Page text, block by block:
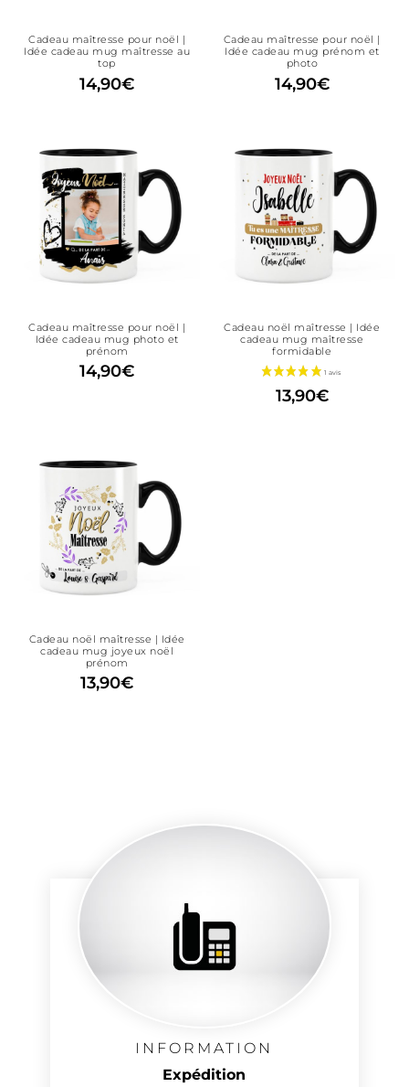
Cadeau maîtresse pour noël |
Idée cadeau mug maîtresse au
top
14,90€
Cadeau maîtresse pour noël |
Idée cadeau mug prénom et
photo
14,90€
Cadeau maîtresse pour noël |
Idée cadeau mug photo et
prénom
14,90€
Cadeau noël maîtresse | Idée
cadeau mug maîtresse
formidable
13,90€
Cadeau noël maîtresse | Idée
cadeau mug joyeux noël
prénom
13,90€
INFORMATION
Expédition